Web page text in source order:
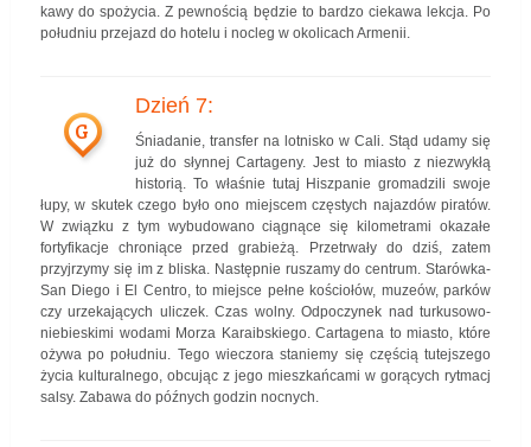
kawy do spożycia. Z pewnością będzie to bardzo ciekawa lekcja. Po
południu przejazd do hotelu i nocleg w okolicach Armenii.
G
Dzień 7:
Śniadanie, transfer na lotnisko w Cali. Stąd udamy się
już do słynnej Cartageny. Jest to miasto z niezwykłą
historią. To właśnie tutaj Hiszpanie gromadzili swoje
łupy, w skutek czego było ono miejscem częstych najazdów piratów.
W związku z tym wybudowano ciągnące się kilometrami okazałe
fortyfikacje chroniące przed grabieżą. Przetrwały do dziś, zatem
przyjrzymy się im z bliska. Następnie ruszamy do centrum. Starówka-
San Diego i El Centro, to miejsce pełne kościołów, muzeów, parków
czy urzekających uliczek. Czas wolny. Odpoczynek nad turkusowo-
niebieskimi wodami Morza Karaibskiego. Cartagena to miasto, które
ożywa po południu. Tego wieczora staniemy się częścią tutejszego
życia kulturalnego, obcując z jego mieszkańcami w gorących rytmacj
salsy. Zabawa do późnych godzin nocnych.